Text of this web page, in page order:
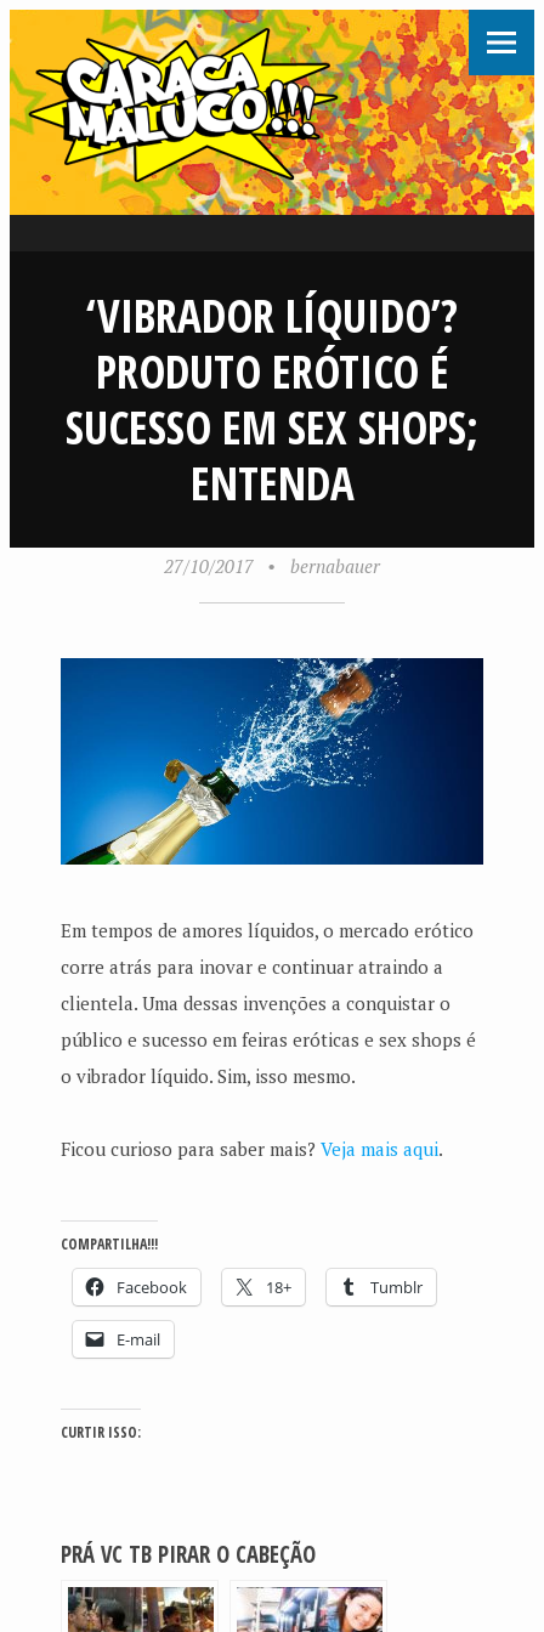
‘VIBRADOR LÍQUIDO’?
PRODUTO ERÓTICO É
SUCESSO EM SEX SHOPS;
ENTENDA
27/10/2017 • bernabauer
Em tempos de amores líquidos, o mercado erótico
corre atrás para inovar e continuar atraindo a
clientela. Uma dessas invenções a conquistar o
público e sucesso em feiras eróticas e sex shops é
o vibrador líquido. Sim, isso mesmo.
Ficou curioso para saber mais? Veja mais aqui.
COMPARTILHA!!!
Facebook 18+ Tumblr
E-mail
CURTIR ISSO:
PRÁ VC TB PIRAR O CABEÇÃO